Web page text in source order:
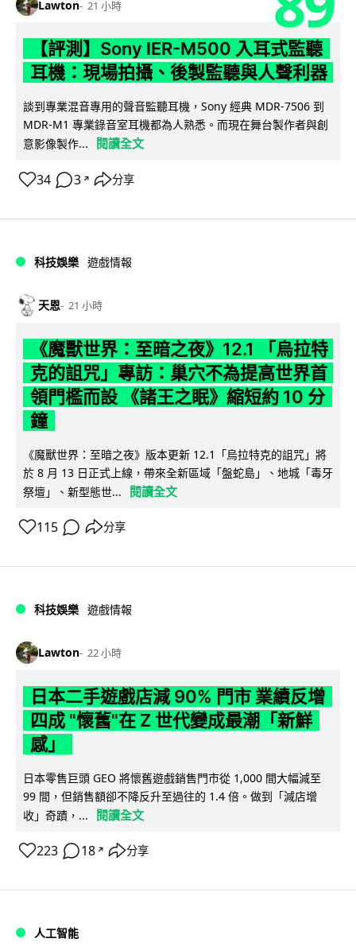
Lawton 21 小時
【評測】Sony IER-M500 入耳式監聽
耳機：現場拍攝、後製監聽與人聲利器
談到專業混音專用的聲音監聽耳機，Sony 經典 MDR-7506 到
MDR-M1 專業錄音室耳機都為人熟悉。而現在舞台製作者與創
意影像製作...
閱讀全文
34 3 ↗ 分享
科技娛樂 遊戲情報
天恩 21 小時
《魔獸世界：至暗之夜》12.1 「烏拉特
克的詛咒」專訪：巢穴不為提高世界首
領門檻而設 《諸王之眠》縮短約 10 分
鐘
《魔獸世界：至暗之夜》版本更新 12.1「烏拉特克的詛咒」將
於 8 月 13 日正式上線，帶來全新區域「盤蛇島」、地城「毒牙
祭壇」、新型態世...
閱讀全文
115 分享
科技娛樂 遊戲情報
Lawton 22 小時
日本二手遊戲店減 90% 門市 業績反增
四成 "懷舊"在 Z 世代變成最潮「新鮮
感」
日本零售巨頭 GEO 將懷舊遊戲銷售門市從 1,000 間大幅減至
99 間，但銷售額卻不降反升至過往的 1.4 倍。做到「減店增
收」奇蹟，...
閱讀全文
223 18 ↗ 分享
人工智能